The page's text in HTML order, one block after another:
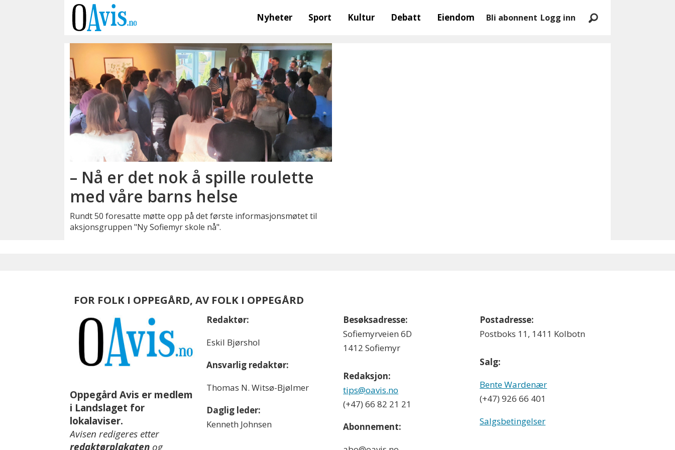
Nyheter Sport Kultur Debatt Eiendom Bli abonnent Logg inn
hodepine
– Nå er det nok å spille roulette
med våre barns helse
Rundt 50 foresatte møtte opp på det første informasjonsmøtet til
aksjonsgruppen "Ny Sofiemyr skole nå".
FOR FOLK I OPPEGÅRD, AV FOLK I OPPEGÅRD
Oppegård Avis er medlem
i Landslaget for
lokalaviser.
Avisen redigeres etter
redaktørplakaten og
Redaktør:
Eskil Bjørshol
Ansvarlig redaktør:
Thomas N. Witsø-Bjølmer
Daglig leder:
Kenneth Johnsen
Besøksadresse:
Sofiemyrveien 6D
1412 Sofiemyr
Redaksjon:
tips@oavis.no
(+47) 66 82 21 21
Abonnement:
Postadresse:
Postboks 11, 1411 Kolbotn
Salg:
Bente Wardenær
(+47) 926 66 401
Salgsbetingelser